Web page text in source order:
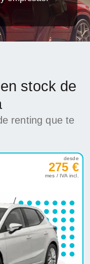
stock de
renting que te
desde
275 €
mes / IVA incl.